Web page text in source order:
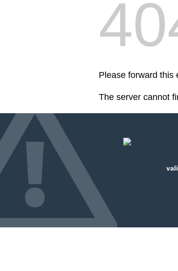
Please forward this
The server cannot